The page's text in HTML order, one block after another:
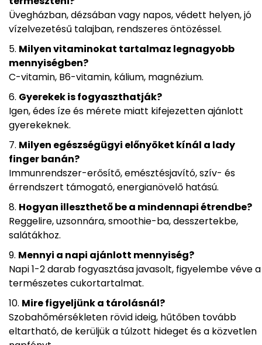
Üvegházban, dézsában vagy napos, védett helyen, jó
vízelvezetésű talajban, rendszeres öntözéssel.
Milyen vitaminokat tartalmaz legnagyobb
mennyiségben?
C-vitamin, B6-vitamin, kálium, magnézium.
Gyerekek is fogyaszthatják?
Igen, édes íze és mérete miatt kifejezetten ajánlott
gyerekeknek.
Milyen egészségügyi előnyöket kínál a lady
finger banán?
Immunrendszer-erősítő, emésztésjavító, szív- és
érrendszert támogató, energianövelő hatású.
Hogyan illeszthető be a mindennapi étrendbe?
Reggelire, uzsonnára, smoothie-ba, desszertekbe,
salátákhoz.
Mennyi a napi ajánlott mennyiség?
Napi 1-2 darab fogyasztása javasolt, figyelembe véve a
természetes cukortartalmat.
Mire figyeljünk a tárolásnál?
Szobahőmérsékleten rövid ideig, hűtőben tovább
eltartható, de kerüljük a túlzott hideget és a közvetlen